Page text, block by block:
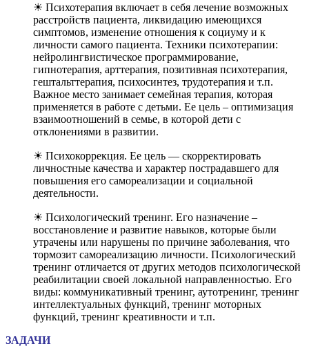
☀ Психотерапия включает в себя лечение возможных
расстройств пациента, ликвидацию имеющихся
симптомов, изменение отношения к социуму и к
личности самого пациента. Техники психотерапии:
нейролингвистическое программирование,
гипнотерапия, арттерапия, позитивная психотерапия,
гештальттерапия, психосинтез, трудотерапия и т.п.
Важное место занимает семейная терапия, которая
применяется в работе с детьми. Ее цель – оптимизация
взаимоотношений в семье, в которой дети с
отклонениями в развитии.
☀ Психокоррекция. Ее цель — скорректировать
личностные качества и характер пострадавшего для
повышения его самореализации и социальной
деятельности.
☀ Психологический тренинг. Его назначение –
восстановление и развитие навыков, которые были
утрачены или нарушены по причине заболевания, что
тормозит самореализацию личности. Психологический
тренинг отличается от других методов психологической
реабилитации своей локальной направленностью. Его
виды: коммуникативный тренинг, аутотренинг, тренинг
интеллектуальных функций, тренинг моторных
функций, тренинг креативности и т.п.
ЗАДАЧИ